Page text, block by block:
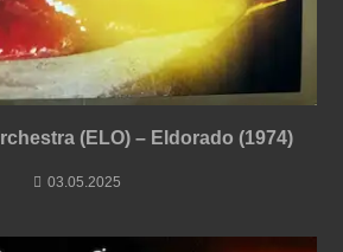
(ELO) – Eldorado (1974)
03.05.2025